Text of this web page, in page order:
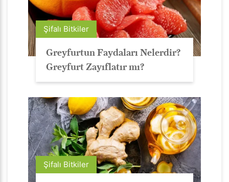
Şifalı Bitkiler
Greyfurtun Faydaları Nelerdir?
Greyfurt Zayıflatır mı?
Şifalı Bitkiler